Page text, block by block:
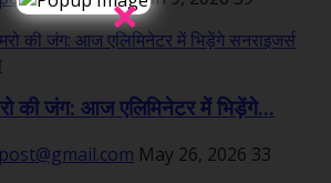
की जंग: आज एलिमिनेटर में भिड़ेंगे...
May 26, 2026 33
×